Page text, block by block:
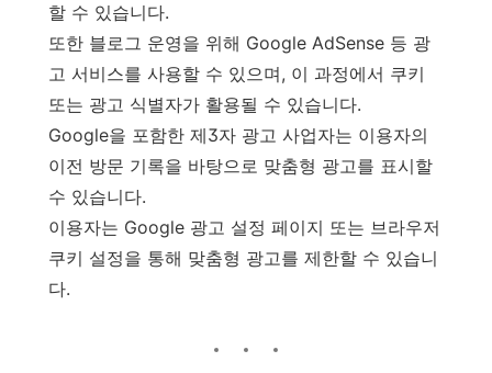
할 수 있습니다.
또한 블로그 운영을 위해 Google AdSense 등 광
고 서비스를 사용할 수 있으며, 이 과정에서 쿠키
또는 광고 식별자가 활용될 수 있습니다.
Google을 포함한 제3자 광고 사업자는 이용자의
이전 방문 기록을 바탕으로 맞춤형 광고를 표시할
수 있습니다.
이용자는 Google 광고 설정 페이지 또는 브라우저
쿠키 설정을 통해 맞춤형 광고를 제한할 수 있습니
다.